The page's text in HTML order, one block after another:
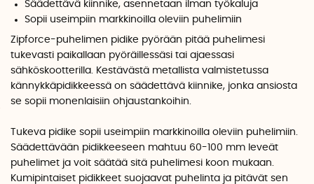
Säädettävä kiinnike, asennetaan ilman työkaluja
Sopii useimpiin markkinoilla oleviin puhelimiin
Zipforce-puhelimen pidike pyörään pitää puhelimesi
tukevasti paikallaan pyöräillessäsi tai ajaessasi
sähköskootterilla. Kestävästä metallista valmistetussa
kännykkäpidikkeessä on säädettävä kiinnike, jonka ansiosta
se sopii monenlaisiin ohjaustankoihin.
Tukeva pidike sopii useimpiin markkinoilla oleviin puhelimiin.
Säädettävään pidikkeeseen mahtuu 60-100 mm leveät
puhelimet ja voit säätää sitä puhelimesi koon mukaan.
Kumipintaiset pidikkeet suojaavat puhelinta ja pitävät sen